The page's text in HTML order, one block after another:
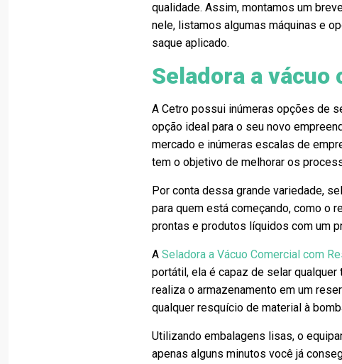
qualidade. Assim, montamos um
nele, listamos algumas máquinas e
saque aplicado.
Seladora a
A Cetro possui inúmeras opções de
opção ideal para o seu novo
mercado e inúmeras escalas de
tem o objetivo de melhorar os
Por conta dessa grande variedade,
para quem está começando, como o
prontas e produtos líquidos com um
ASeladora a Vácuo Comercial com
portátil, ela é capaz de selar
realiza o armazenamento em um
qualquer resquício de material à
Utilizando embalagens lisas, o
apenas alguns minutos você já